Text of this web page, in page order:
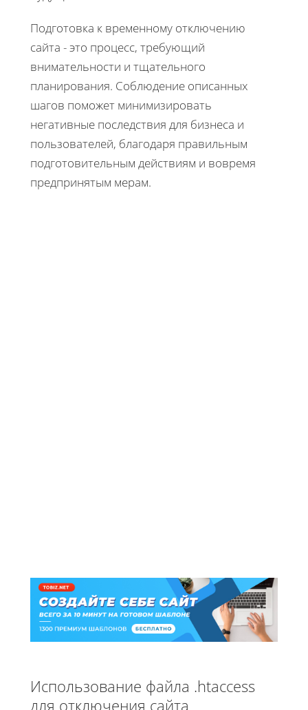
Подготовка к временному отключению
сайта - это процесс, требующий
внимательности и тщательного
планирования. Соблюдение описанных
шагов поможет минимизировать
негативные последствия для бизнеса и
пользователей, благодаря правильным
подготовительным действиям и вовремя
предпринятым мерам.
Использование файла .htaccess
для отключения сайта